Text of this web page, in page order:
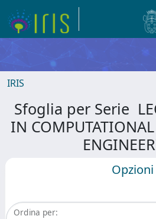
IRIS
Sfoglia per Serie
IN
Opzioni
Ordina per: